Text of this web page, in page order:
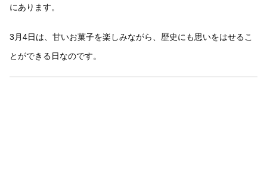
にあります。
3月4日は、甘いお菓子を楽しみながら、歴史にも思いをはせるこ
とができる日なのです。